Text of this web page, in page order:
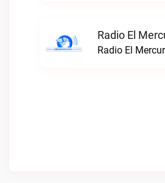
Radio El
Radio El